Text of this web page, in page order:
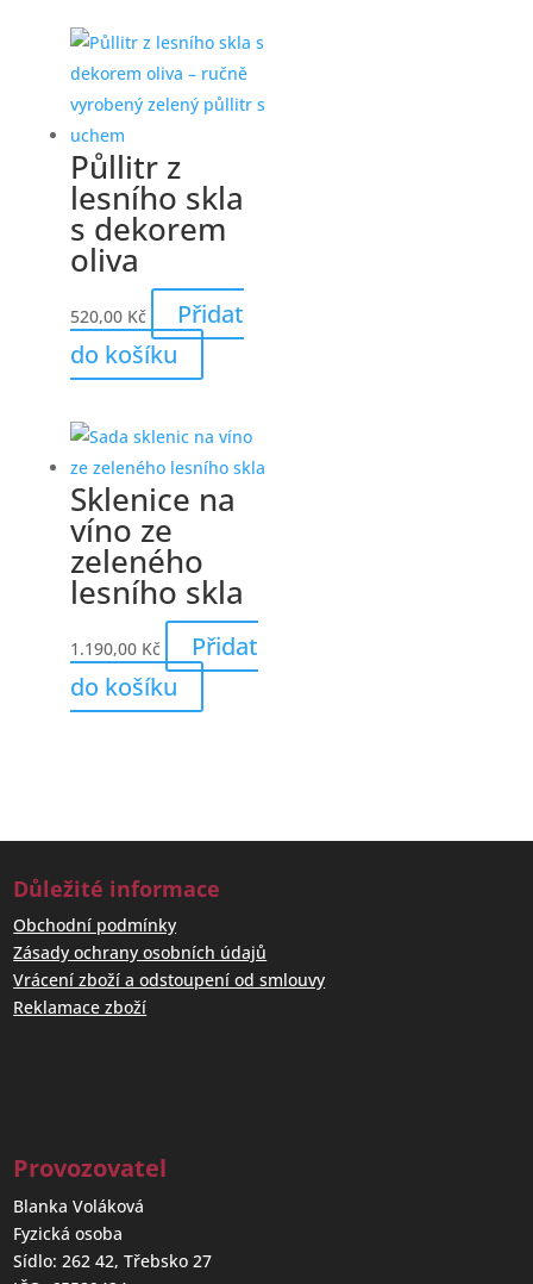
Půllitr z
lesního skla
s dekorem
oliva
520,00 Kč
Přidat
do košíku
Sklenice na
víno ze
zeleného
lesního skla
1.190,00 Kč
Přidat
do košíku
Důležité informace
Obchodní podmínky
Zásady ochrany osobních údajů
Vrácení zboží a odstoupení od smlouvy
Reklamace zboží
Provozovatel
Blanka Voláková
Fyzická osoba
Sídlo: 262 42, Třebsko 27